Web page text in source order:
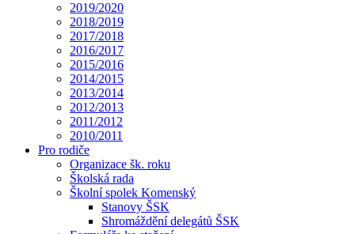
2019/2020
2018/2019
2017/2018
2016/2017
2015/2016
2014/2015
2013/2014
2012/2013
2011/2012
2010/2011
Pro rodiče
Organizace šk. roku
Školská rada
Školní spolek Komenský
Stanovy ŠSK
Shromáždění delegátů ŠSK